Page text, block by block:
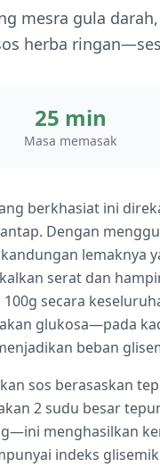
mesra gula
herba
25 min
Masa memasak
berkhasiat ini
Dengan
serat dan
secara
glukosa—pada
beban
sos berasaskan
2 sudu besar
menghasilkan
indeks